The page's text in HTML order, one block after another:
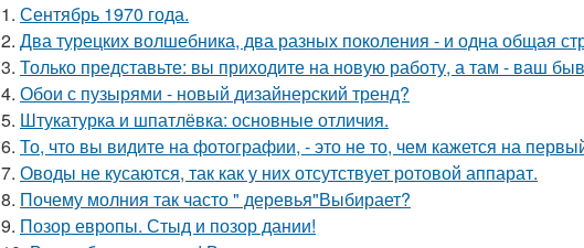
1. Сентябрь 1970 года.
2. Два турецких волшебника, два разных поколения - и одна общая
3. Только представьте: вы приходите на новую работу, а там - ваш
4. Обои с пузырями - новый дизайнерский тренд?
5. Штукатурка и шпатлёвка: основные отличия.
6. То, что вы видите на фотографии, - это не то, чем кажется на
7. Оводы не кусаются, так как у них отсутствует ротовой аппарат.
8. Почему молния так часто " деревья"Выбирает?
9. Позор европы. Стыд и позор дании!